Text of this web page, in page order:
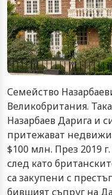
Семейство
Великобритания.
Назарбаев Дарига и
притежават
$100 млн. През 2019
след като
са закупени с
бившият съпруг на